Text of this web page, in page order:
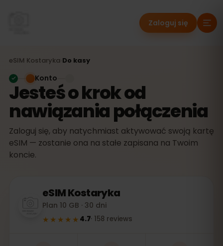
Zaloguj się
eSIM Kostaryka Do kasy
Jesteś o krok od
nawiązania połączenia
Zaloguj się, aby natychmiast aktywować swoją kartę
eSIM — zostanie ona na stałe zapisana na Twoim
koncie.
Konto
eSIMKostaryka
Plan 10 GB · 30 dni
★★★★★ 4.7· 158 reviews